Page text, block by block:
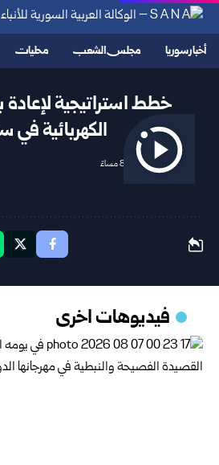
أخبار سوريا مجلس الشعب محليات
خطط استراتيجية لإعادة
الكهربائية في
2025/10/30 8:02 مساءً
فيديوهات اخرى